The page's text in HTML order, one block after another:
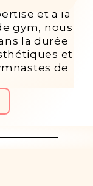
et à la
gym, nous
la durée
et
de